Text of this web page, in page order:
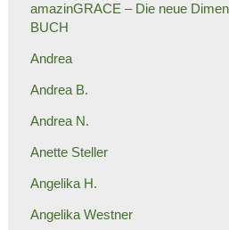
amazinGRACE – Die neue
BUCH
Andrea
Andrea B.
Andrea N.
Anette Steller
Angelika H.
Angelika Westner